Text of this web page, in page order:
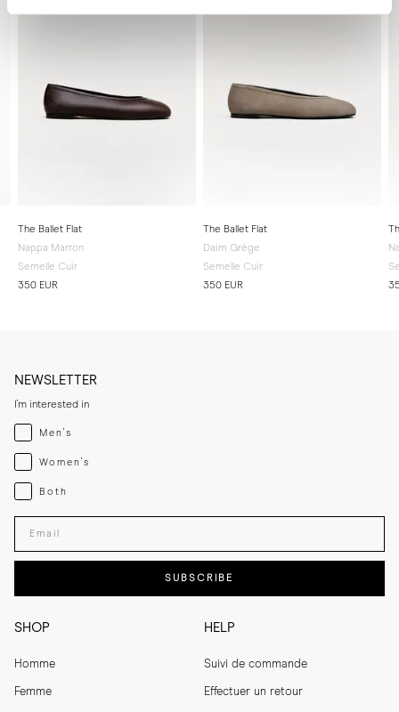
The Ballet Flat
Nappa Marron
Semelle Cuir
350 EUR
The Ballet Flat
Daim Grège
Semelle Cuir
350 EUR
SHOP
Homme
Femme
HELP
Suivi de commande
Effectuer un retour
NEWSLETTER
I'm interested in
Menswear
Men's
Womenswear
Women's
Both
Both
Enter your email adress
SUBSCRIBE